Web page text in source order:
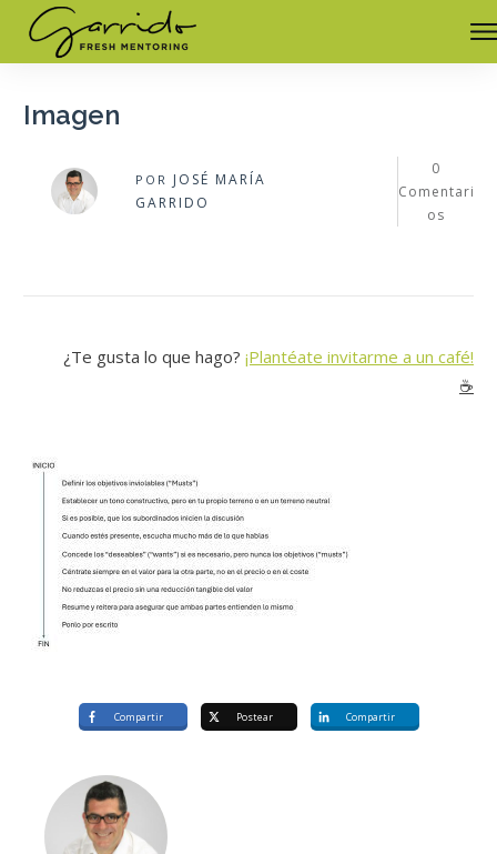
Imagen
POR JOSÉ MARÍA
GARRIDO
0
Comentari
os
¿Te gusta lo que hago? ¡Plantéate invitarme a un café!
☕️
Compartir Postear Compartir